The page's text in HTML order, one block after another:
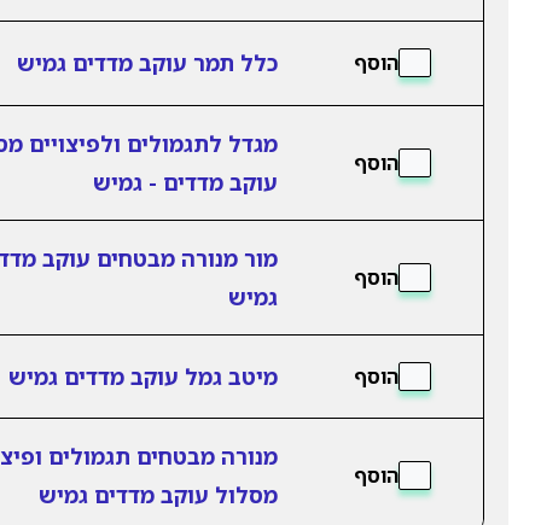
הוסף כלל תמר עוקב מדדים גמיש
הוסף
מגדל לתגמולים ולפיצויים
עוקב מדדים - גמיש
הוסף
מור מנורה מבטחים עוקב
גמיש
הוסף מיטב גמל עוקב מדדים גמיש
הוסף
מנורה מבטחים תגמולים
מסלול עוקב מדדים גמיש